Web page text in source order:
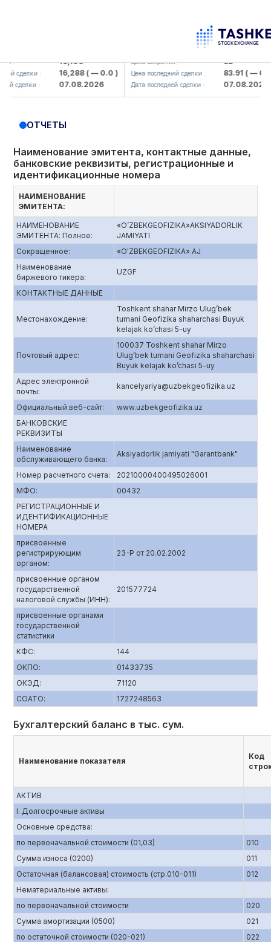
16,100
сделки : 16,288( — 0.0 )
сделки : 07.08.2026
KFSK (<Kafolat sug'urta
Цена закрытия : 82
Цена последний сделки : 83.91( — 0.0 )
Дата последней сделки : 07.08.2026
ОТЧЕТЫ
Наименование эмитента, контактные данные,
банковские реквизиты, регистрационные и
идентификационные номера
НАИМЕНОВАНИЕ
ЭМИТЕНТА:
НАИМЕНОВАНИЕ
ЭМИТЕНТА: Полное:
«O’ZBEKGEOFIZIKA»AKSIYADORLIK
JAMIYATI
Сокращенное:
«O'ZBEKGEOFIZIKA» AJ
Наименование
биржевого тикера:
UZGF
КОНТАКТНЫЕ ДАННЫЕ
Местонахождение:
Toshkent shahar Mirzo Ulug’bek
tumani Geofizika shaharchasi Buyuk
kelajak ko’chasi 5-uy
Почтовый адрес:
100037 Toshkent shahar Mirzo
Ulug’bek tumani Geofizika shaharchasi
Buyuk kelajak ko’chasi 5-uy
Адрес электронной
почты:
kancelyariya@uzbekgeofizika.uz
Официальный веб-сайт:
www.uzbekgeofizika.uz
БАНКОВСКИЕ
РЕКВИЗИТЫ
Наименование
обслуживающего банка:
Aksiyadorlik jamiyati "Garantbank"
Номер расчетного счета:
20210000400495026001
МФО:
00432
РЕГИСТРАЦИОННЫЕ И
ИДЕНТИФИКАЦИОННЫЕ
НОМЕРА
присвоенные
регистрирующим
органом:
23-P от 20.02.2002
присвоенные органом
государственной
налоговой службы (ИНН):
201577724
присвоенные органами
государственной
статистики
КФС:
144
ОКПО:
01433735
ОКЭД:
71120
СОАТО:
1727248563
Бухгалтерский баланс в тыс. сум.
Наименование показателя
Код
АКТИВ
I. Долгосрочные активы
Основные средства:
по первоначальной стоимости (01,03)
010
Сумма износа (0200)
011
Остаточная (балансовая) стоимость (стр.010-011)
012
Нематериальные активы:
по первоначальной стоимости
020
Сумма амортизации (0500)
021
по остаточной стоимости (020-021)
022